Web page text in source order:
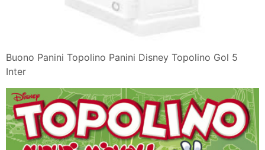
Buono Panini Topolino Panini Disney Topolino Gol 5
Inter